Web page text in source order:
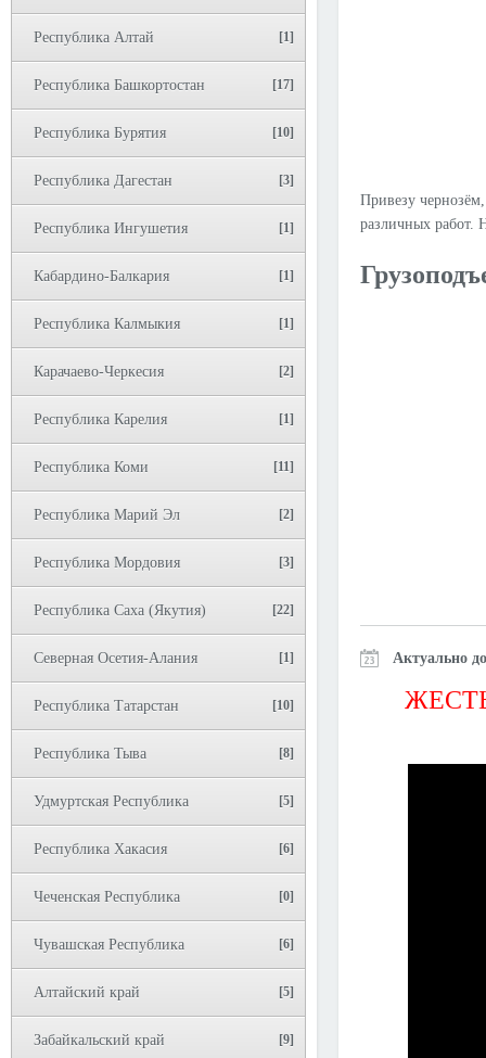
Республика Алтай [1]
Республика Башкортостан [17]
Республика Бурятия [10]
Республика Дагестан [3]
Республика Ингушетия [1]
Кабардино-Балкария [1]
Республика Калмыкия [1]
Карачаево-Черкесия [2]
Республика Карелия [1]
Республика Коми [11]
Республика Марий Эл [2]
Республика Мордовия [3]
Республика Саха (Якутия) [22]
Северная Осетия-Алания [1]
Республика Татарстан [10]
Республика Тыва [8]
Удмуртская Республика [5]
Республика Хакасия [6]
Чеченская Республика [0]
Чувашская Республика [6]
Алтайский край [5]
Забайкальский край [9]
Привезу
различных работ.
Актуально